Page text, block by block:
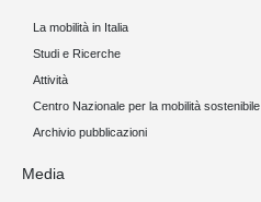
La mobilità in Italia
Studi e Ricerche
Attività
Centro Nazionale per la mobilità sostenibile
Archivio pubblicazioni
Media